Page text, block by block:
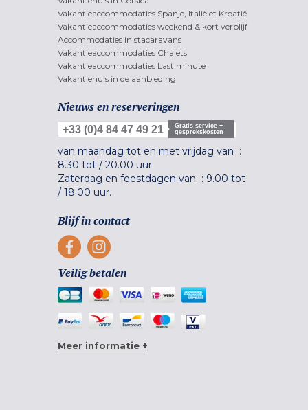
Vakantieaccommodaties Spanje, Italië et Kroatië
Vakantieaccommodaties weekend & kort verblijf
Accommodaties in stacaravans
Vakantieaccommodaties Chalets
Vakantieaccommodaties Last minute
Vakantiehuis in de aanbieding
Nieuws en reserveringen
+33 (0)4 84 47 49 21
Gratis service +
gesprekskosten
van maandag tot en met vrijdag van :
8.30 tot / 20.00 uur
Zaterdag en feestdagen van : 9.00 tot
/ 18.00 uur.
Blijf in contact
Veilig betalen
Meer informatie +